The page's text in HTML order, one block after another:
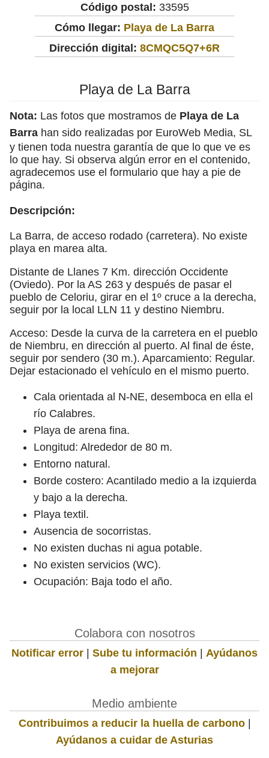
Código postal: 33595
Cómo llegar: Playa de La Barra
Dirección digital: 8CMQC5Q7+6R
Playa de La Barra
Nota: Las fotos que mostramos de Playa de La
Barra han sido realizadas por EuroWeb Media, SL
y tienen toda nuestra garantía de que lo que ve es
lo que hay. Si observa algún error en el contenido,
agradecemos use el formulario que hay a pie de
página.
Descripción:
La Barra, de acceso rodado (carretera). No existe
playa en marea alta.
Distante de Llanes 7 Km. dirección Occidente
(Oviedo). Por la AS 263 y después de pasar el
pueblo de Celoriu, girar en el 1º cruce a la derecha,
seguir por la local LLN 11 y destino Niembru.
Acceso: Desde la curva de la carretera en el pueblo
de Niembru, en dirección al puerto. Al final de éste,
seguir por sendero (30 m.). Aparcamiento: Regular.
Dejar estacionado el vehículo en el mismo puerto.
Cala orientada al N-NE, desemboca en ella el
río Calabres.
Playa de arena fina.
Longitud: Alrededor de 80 m.
Entorno natural.
Borde costero: Acantilado medio a la izquierda
y bajo a la derecha.
Playa textil.
Ausencia de socorristas.
No existen duchas ni agua potable.
No existen servicios (WC).
Ocupación: Baja todo el año.
Colabora con nosotros
Notificar error | Sube tu información | Ayúdanos
a mejorar
Medio ambiente
Contribuimos a reducir la huella de carbono|
Ayúdanos a cuidar de Asturias